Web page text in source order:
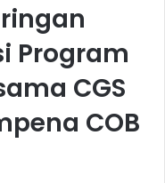
Program
CGS
COB